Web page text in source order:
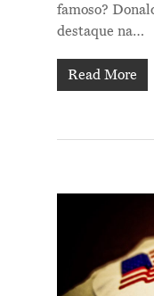
famoso?
destaque na…
Read More